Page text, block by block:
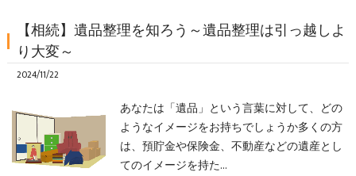
【相続】遺品整理を知ろう～遺品整理は引っ越しよ
り大変～
2024/11/22
あなたは「遺品」という言葉に対して、どの
ようなイメージをお持ちでしょうか多くの方
は、預貯金や保険金、不動産などの遺産とし
てのイメージを持た…